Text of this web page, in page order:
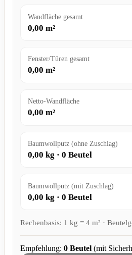
Wandfläche gesamt
0,00 m²
Fenster/Türen gesamt
0,00 m²
Netto-Wandfläche
0,00 m²
Baumwollputz (ohne Zuschlag)
0,00 kg · 0 Beutel
Baumwollputz (mit Zuschlag)
0,00 kg · 0 Beutel
Rechenbasis: 1 kg = 4 m² ·
Empfehlung: 0Beutel(mit